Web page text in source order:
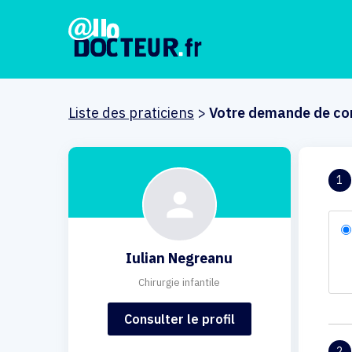
Liste des praticiens > Votre demande de
Iulian Negreanu
Chirurgie infantile
Consulter le profil
1